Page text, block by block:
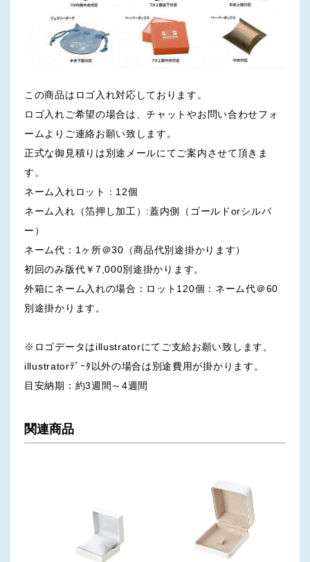
この商品はロゴ入れ対応しております。
ロゴ入れご希望の場合は、チャットやお問い合わせフォ
ームよりご連絡お願い致します。
正式な御見積りは別途メールにてご案内させて頂きま
す。
ネーム入れロット：12個
ネーム入れ（箔押し加工）:蓋内側（ゴールドorシルバ
ー）
ネーム代：1ヶ所＠30（商品代別途掛かります）
初回のみ版代￥7,000別途掛かります。
外箱にネーム入れの場合：ロット120個：ネーム代＠60
別途掛かります。
※ロゴデータはillustratorにてご支給お願い致します。
illustratorﾃﾞｰﾀ以外の場合は別途費用が掛かります。
目安納期：約3週間～4週間
関連商品